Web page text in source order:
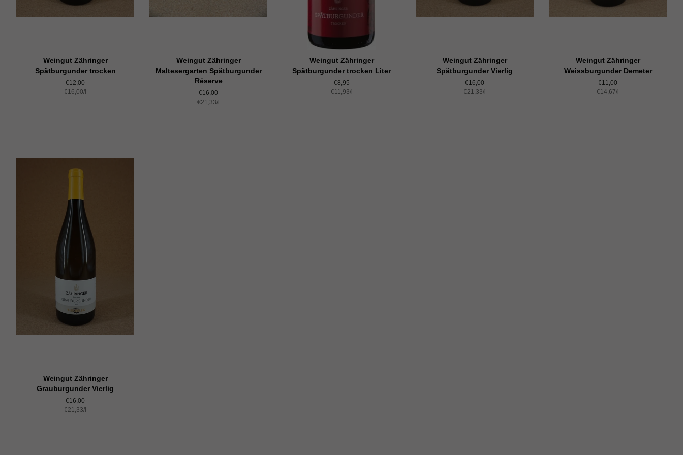
Weingut Zähringer
Spätburgunder trocken
Normaler
Preis
€12,00
Einzelpreis
€16,00/
Weingut Zähringer
Maltesergarten Spätburgunder
Réserve
Normaler
Preis
€16,00
Einzelpreis
€21,33/
Weingut Zähringer
Spätburgunder trocken Liter
Normaler
Preis
€8,95
Einzelpreis
€11,93/pro
l
Weingut Zähringer
Spätburgunder Vierlig
Normaler
Preis
€16,00
Einzelpreis
€21,33/
Weingut Zähringer
Weissburgunder Demeter
Normaler
Preis
€11,00
Einzelpreis
€14,67/
Weingut Zähringer
Grauburgunder Vierlig
Normaler
Preis
€16,00
Einzelpreis
€21,33/